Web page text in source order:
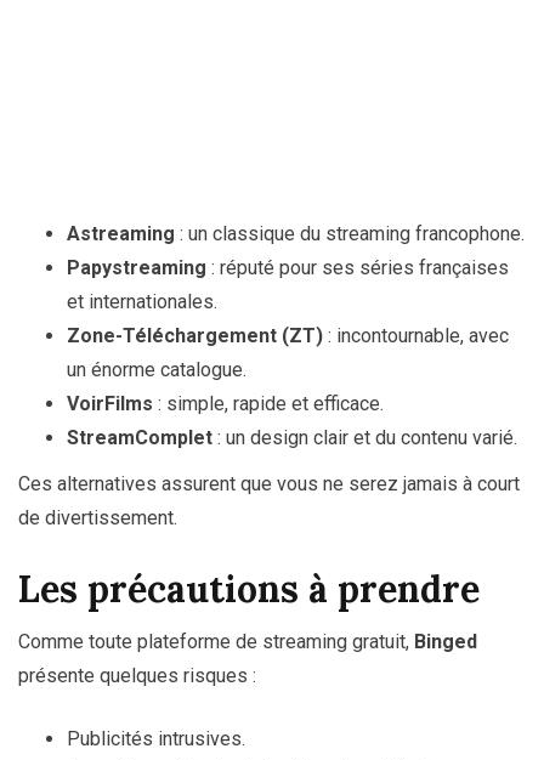
Astreaming : un classique du streaming francophone.
Papystreaming : réputé pour ses séries françaises
et internationales.
Zone-Téléchargement (ZT) : incontournable, avec
un énorme catalogue.
VoirFilms : simple, rapide et efficace.
StreamComplet : un design clair et du contenu varié.
Ces alternatives assurent que vous ne serez jamais à court
de divertissement.
Les précautions à prendre
Comme toute plateforme de streaming gratuit, Binged
présente quelques risques :
Publicités intrusives.